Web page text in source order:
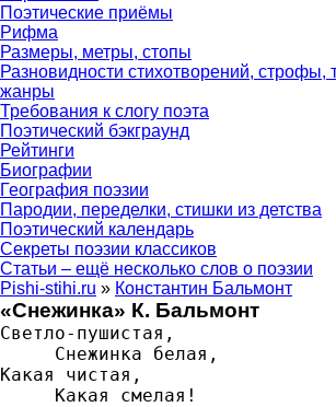
Поэтические приёмы
Рифма
Размеры, метры, стопы
Разновидности стихотворений,
жанры
Требования к слогу поэта
Поэтический бэкграунд
Рейтинги
Биографии
География поэзии
Пародии, переделки, стишки из детства
Поэтический календарь
Секреты поэзии классиков
Статьи – ещё несколько слов о поэзии
Pishi-stihi.ru » Константин Бальмонт
«Снежинка» К. Бальмонт
Светло-пушистая,
‎‎     Снежинка белая,
Какая чистая,
‎‎     Какая смелая!